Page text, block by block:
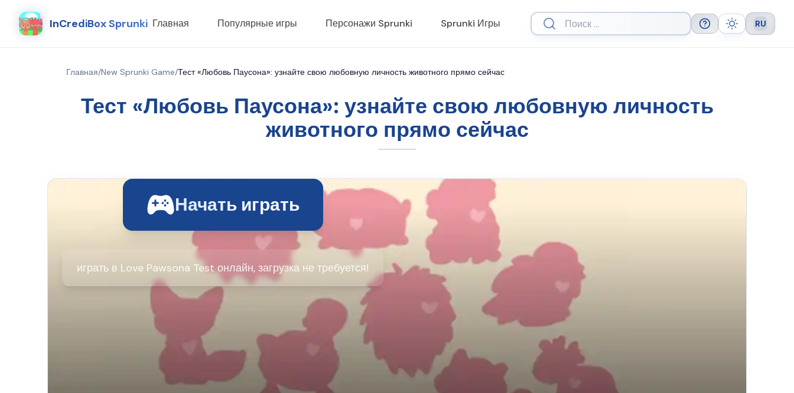
InCrediBox Sprunki Главная Популярные игры Персонажи Sprunki Sprunki Игры Help Theme Language
RU
Главная/New Sprunki Game/Тест «Любовь Паусона»: узнайте свою любовную личность животного прямо сейчас
Тест «Любовь Паусона»: узнайте свою любовную личность
животного прямо сейчас
Начать играть
играть в Love Pawsona Test онлайн, загрузка не требуется!